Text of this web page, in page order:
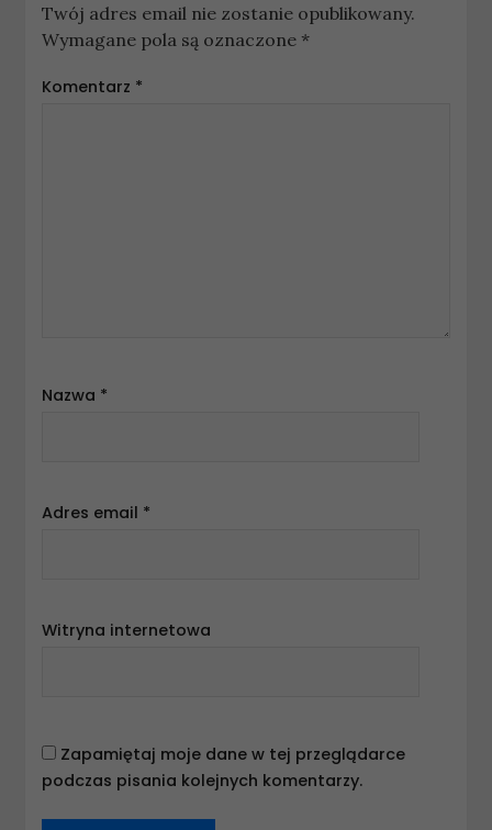
Twój adres email nie zostanie opublikowany.
Wymagane pola są oznaczone *
Komentarz *
Nazwa *
Adres email *
Witryna internetowa
Zapamiętaj moje dane w tej przeglądarce
podczas pisania kolejnych komentarzy.